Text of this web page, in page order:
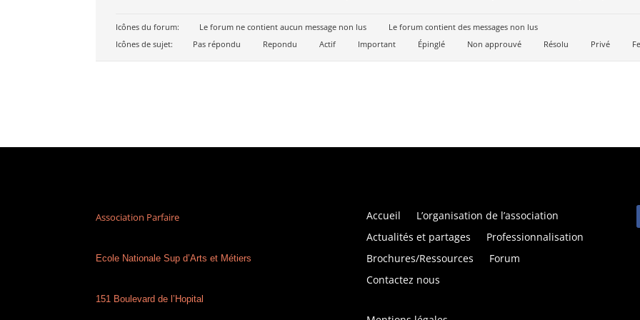
Icônes du forum: Le forum ne contient aucun message non lus
Le forum contient des messages non lus
Icônes de sujet:
Pas répondu Repondu Actif Important Épinglé Non approuvé Résolu Privé
Association Parfaire
Ecole Nationale Sup d’Arts et Métiers
151 Boulevard de l’Hopital
Accueil
L’organisation de l’association
Actualités et partages
Professionnalisation
Brochures/Ressources
Forum
Contactez nous